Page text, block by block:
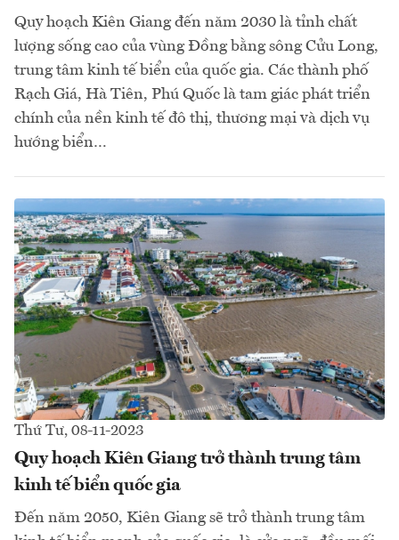
Quy hoạch Kiên Giang đến năm 2030 là tỉnh chất
lượng sống cao của vùng Đồng bằng sông Cửu Long,
trung tâm kinh tế biển của quốc gia. Các thành phố
Rạch Giá, Hà Tiên, Phú Quốc là tam giác phát triển
chính của nền kinh tế đô thị, thương mại và dịch vụ
hướng biển…
Thứ Tư, 08-11-2023
Quy hoạch Kiên Giang trở thành trung tâm
kinh tế biển quốc gia
Đến năm 2050, Kiên Giang sẽ trở thành trung tâm